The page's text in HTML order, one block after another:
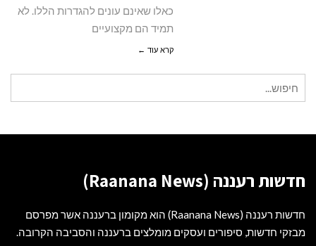
כאלו שאינם עונים להגדרות הללו. לא
תמיד הם מקצועיים
קרא עוד ←
עבור:
חדשות רעננה (Raanana News)
חדשות רעננה (Raanana News) הוא מקומון ברעננה אשר מפרסם
מבזקי חדשות, סיפורים ועסקים מומלצים ברעננה והסביבה הקרובה.